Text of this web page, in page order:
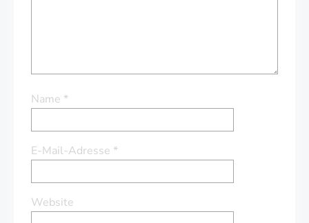
Name *
E-Mail-Adresse *
Website